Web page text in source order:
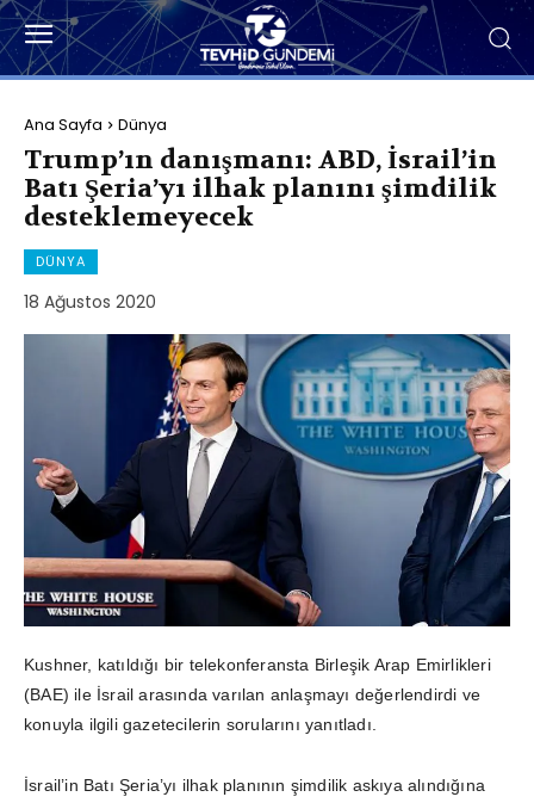
Ana Sayfa Dünya
Trump’ın danışmanı: ABD, İsrail’in
Batı Şeria’yı ilhak planını şimdilik
desteklemeyecek
DÜNYA
18 Ağustos 2020
Kushner, katıldığı bir telekonferansta Birleşik Arap Emirlikleri
(BAE) ile İsrail arasında varılan anlaşmayı değerlendirdi ve
konuyla ilgili gazetecilerin sorularını yanıtladı.
İsrail’in Batı Şeria’yı ilhak planının şimdilik askıya alındığına